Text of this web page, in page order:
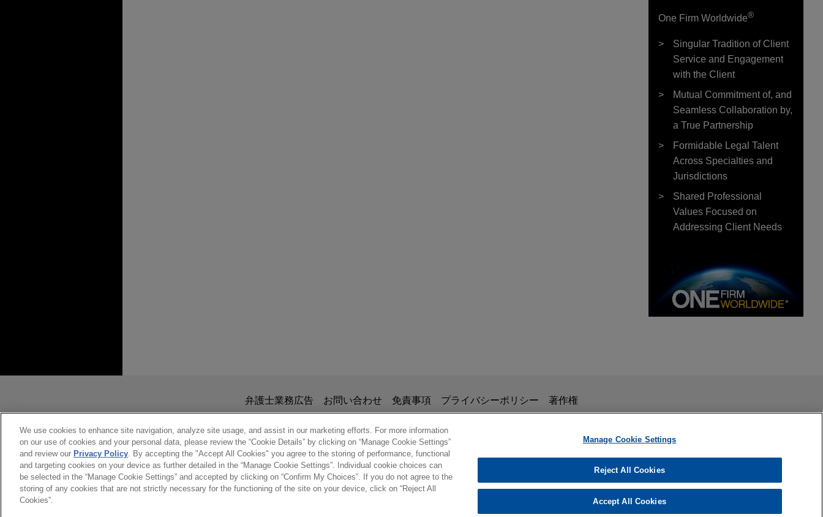
One Firm Worldwide®
Singular Tradition of Client
Service and Engagement
with the Client
Mutual Commitment of, and
Seamless Collaboration by,
a True Partnership
Formidable Legal Talent
Across Specialties and
Jurisdictions
Shared Professional
Values Focused on
Addressing Client Needs
JOHN M. MAJORAS
Practice Leader Business & Tort
STEVEN N. GEISE
Practice Leader Business & Tort
Partner
+ 1.404.581.8552
separker@jonesday.com
www.jonesday.comに掲載されている情報は、一般的な使用を目的としており、法的アドバイスを目的としたものではありません。このEmailを送信することに
より、弁護士を含む専門家・依頼者の関係を構築することを意図するものではなく、このEmailの受領はそのような関係を構築するものではありません。当事
務所に送信されたいかなる情報も、業務委託契約を結ばない限り、弁護士等が依頼者に対して守秘義務を負う機密事項として取り扱われることはありません。
このEmailの送信者は以上の注意事項の内容を読み、理解したものと判断します。
受け入れる キャンセル
弁護士業務広告 お問い合わせ 免責事項 プライバシーポリシー 著作権
© 2026 Jones Day
We use cookies to enhance site navigation, analyze site usage, and assist in our marketing efforts. For more information
on our use of cookies and your personal data, please review the “Cookie Details” by clicking on “Manage Cookie Settings”
and review our Privacy Policy. By accepting the "Accept All Cookies" you agree to the storing of performance, functional
and targeting cookies on your device as further detailed in the “Manage Cookie Settings”. Individual cookie choices can
be selected in the “Manage Cookie Settings” and accepted by clicking on “Confirm My Choices”. If you do not agree to the
storing of any cookies that are not strictly necessary for the functioning of the site on your device, click on “Reject All
Cookies”.
Manage Cookie Settings
Reject All Cookies
Accept All Cookies